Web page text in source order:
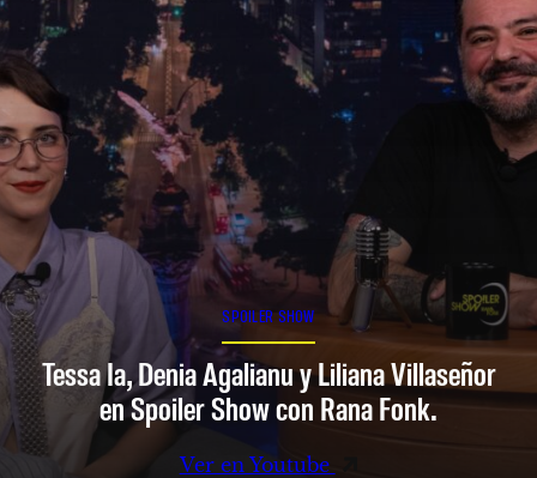
SPOILER SHOW
Tessa Ia, Denia Agalianu y Liliana Villaseñor
en Spoiler Show con Rana Fonk.
Ver en Youtube